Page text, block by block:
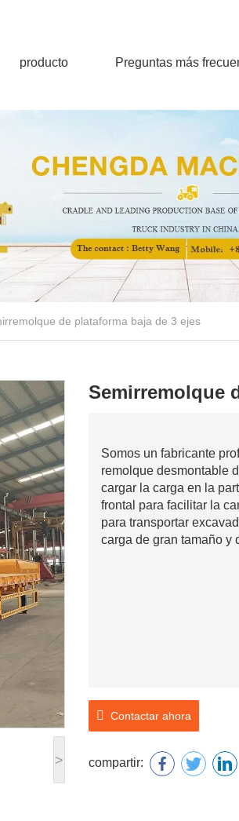
producto Preguntas más
de plataforma baja de 3 ejes
>
Semirremolque
Somos un fabricante
remolque desmontable
cargar la carga en la
frontal para facilitar la
para transportar
carga de gran tamaño y
Contactar ahora
compartir: